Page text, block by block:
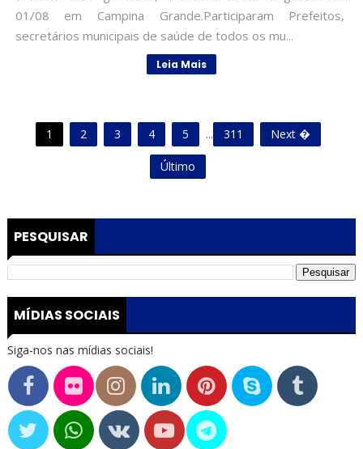
01/08 em Campina Grande.Participaram Prefeitos,
secretários municipais de saúde de todos os mu...
Leia Mais
1 2 3 4 5 ... 311 Next �
Último
PESQUISAR
MÍDIAS SOCIAIS
Siga-nos nas mídias sociais!